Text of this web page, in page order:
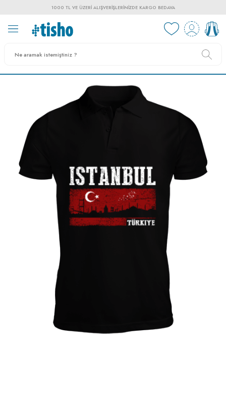
1000 TL VE ÜZERI ALIŞVERIŞLERINIZDE KARGO BEDAVA